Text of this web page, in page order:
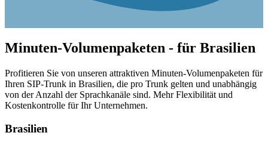
Minuten-Volumenpaketen - für Brasilien
Profitieren Sie von unseren attraktiven Minuten-Volumenpaketen für
Ihren SIP-Trunk in Brasilien, die pro Trunk gelten und unabhängig
von der Anzahl der Sprachkanäle sind. Mehr Flexibilität und
Kostenkontrolle für Ihr Unternehmen.
Brasilien